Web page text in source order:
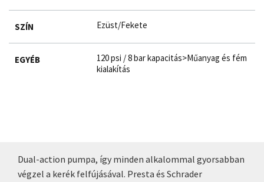
SZÍN Ezüst/Fekete
EGYÉB
120 psi / 8 bar kapacitás>Műanyag és fém
kialakítás
Dual-action pumpa, így minden alkalommal gyorsabban
végzel a kerék felfújásával. Presta és Schrader